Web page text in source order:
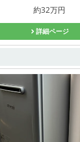
約32万円
詳細ページ